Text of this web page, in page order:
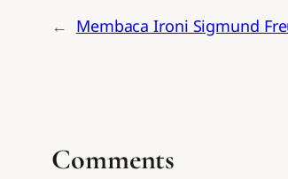
← Membaca Ironi Sigmund
Comments